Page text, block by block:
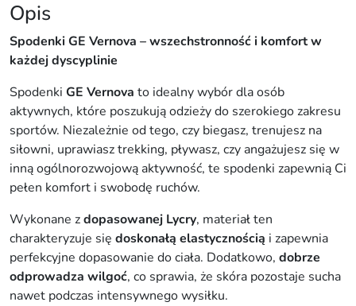
k
i
b
e
g
o
w
e
,
t
e
n
Opis
Spodenki GE Vernova – wszechstronność i komfort w
każdej dyscyplinie
Spodenki GE Vernova to idealny wybór dla osób
aktywnych, które poszukują odzieży do szerokiego zakresu
sportów. Niezależnie od tego, czy biegasz, trenujesz na
siłowni, uprawiasz trekking, pływasz, czy angażujesz się w
inną ogólnorozwojową aktywność, te spodenki zapewnią Ci
pełen komfort i swobodę ruchów.
Wykonane zdopasowanej Lycry, materiał ten
charakteryzuje się doskonałą elastycznością i zapewnia
perfekcyjne dopasowanie do ciała. Dodatkowo, dobrze
odprowadza wilgoć, co sprawia, że skóra pozostaje sucha
nawet podczas intensywnego wysiłku.